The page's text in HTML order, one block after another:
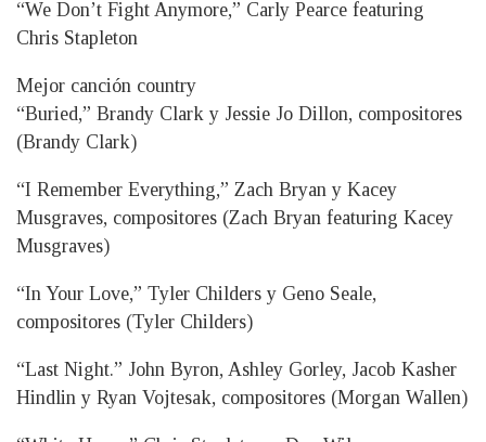
“We Don’t Fight Anymore,” Carly Pearce featuring
Chris Stapleton
Mejor canción country
“Buried,” Brandy Clark y Jessie Jo Dillon, compositores
(Brandy Clark)
“I Remember Everything,” Zach Bryan y Kacey
Musgraves, compositores (Zach Bryan featuring Kacey
Musgraves)
“In Your Love,” Tyler Childers y Geno Seale,
compositores (Tyler Childers)
“Last Night.” John Byron, Ashley Gorley, Jacob Kasher
Hindlin y Ryan Vojtesak, compositores (Morgan Wallen)